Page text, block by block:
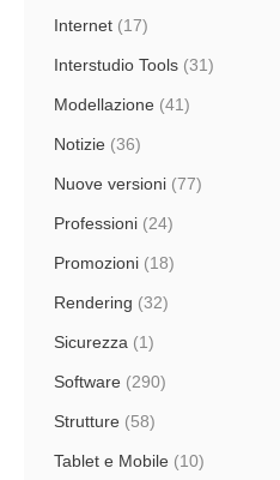
Internet (17)
Interstudio Tools (31)
Modellazione (41)
Notizie (36)
Nuove versioni (77)
Professioni (24)
Promozioni (18)
Rendering (32)
Sicurezza (1)
Software (290)
Strutture (58)
Tablet e Mobile (10)